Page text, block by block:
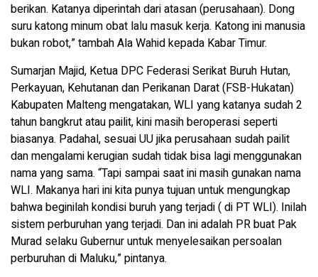
berikan. Katanya diperintah dari atasan (perusahaan). Dong
suru katong minum obat lalu masuk kerja. Katong ini manusia
bukan robot,” tambah Ala Wahid kepada Kabar Timur.
Sumarjan Majid, Ketua DPC Federasi Serikat Buruh Hutan,
Perkayuan, Kehutanan dan Perikanan Darat (FSB-Hukatan)
Kabupaten Malteng mengatakan, WLI yang katanya sudah 2
tahun bangkrut atau pailit, kini masih beroperasi seperti
biasanya. Padahal, sesuai UU jika perusahaan sudah pailit
dan mengalami kerugian sudah tidak bisa lagi menggunakan
nama yang sama. “Tapi sampai saat ini masih gunakan nama
WLI. Makanya hari ini kita punya tujuan untuk mengungkap
bahwa beginilah kondisi buruh yang terjadi ( di PT WLI). Inilah
sistem perburuhan yang terjadi. Dan ini adalah PR buat Pak
Murad selaku Gubernur untuk menyelesaikan persoalan
perburuhan di Maluku,” pintanya.